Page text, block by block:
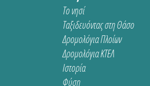
Το νησί
Ταξιδευόντας στη Θάσο
Δρομολόγια Πλοίων
Δρομολόγια ΚΤΕΛ
Ιστορία
Φύση